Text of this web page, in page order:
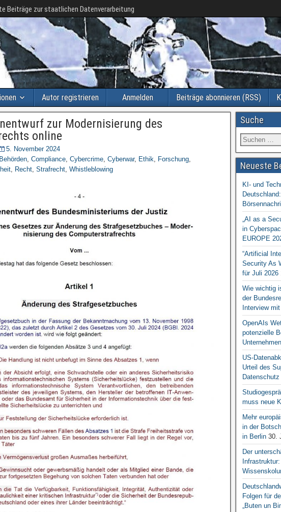
Beiträge zur staatlichen Datenverarbeitung
Autor registrieren Anmelden Beiträge abonnieren (RSS)
zur Modernisierung des
online
5. November 2024
Behörden, Compliance, Cybercrime, Cyberwar, Ethik, Forschung,
, Recht, Strafrecht, Whistleblowing
Suche
Neueste
KI- und
„AI as a
in
EUROPE
“Artificial
Security As
für Juli 2026
Wie wichtig
der
Interview
OpenAIs
potenzielle
US-
Urteil des
muss neue
Mehr
in der
in Berlin 30.
Der
Folgen für
„Buten un